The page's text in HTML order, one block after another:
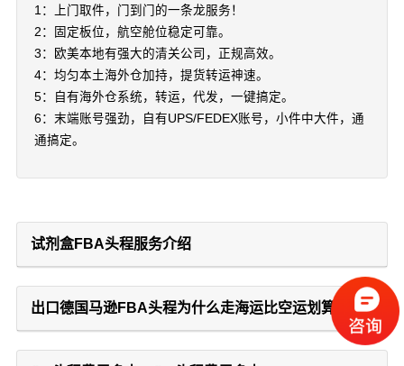
1：上门取件，门到门的一条龙服务！
2：固定板位，航空舱位稳定可靠。
3：欧美本地有强大的清关公司，正规高效。
4：均匀本土海外仓加持，提货转运神速。
5：自有海外仓系统，转运，代发，一键搞定。
6：末端账号强劲，自有UPS/FEDEX账号，小件中大件，通
通搞定。
试剂盒FBA头程服务介绍
出口德国马逊FBA头程为什么走海运比空运划算